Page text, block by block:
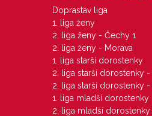
Doprastav liga
1. liga ženy
2. liga ženy - Čechy 1
2. liga ženy - Morava
1. liga starší dorostenky
2. liga starší dorostenky
2. liga starší dorostenky -
1. liga mladší dorostenky
2. liga mladší